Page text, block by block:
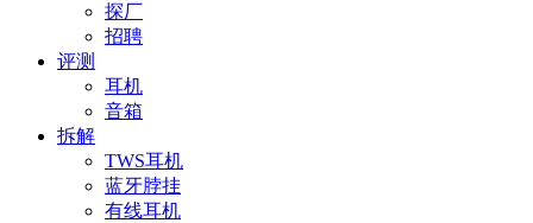
探厂
招聘
评测
耳机
音箱
拆解
TWS耳机
蓝牙脖挂
有线耳机